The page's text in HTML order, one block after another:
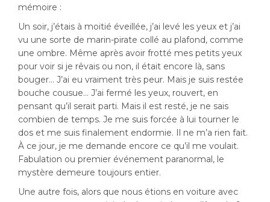
mémoire :
Un soir, j’étais à moitié éveillée, j’ai levé les yeux et j’ai
vu une sorte de marin-pirate collé au plafond, comme
une ombre. Même après avoir frotté mes petits yeux
pour voir si je rêvais ou non, il était encore là, sans
bouger… J’ai eu vraiment très peur. Mais je suis restée
bouche cousue… J’ai fermé les yeux, rouvert, en
pensant qu’il serait parti. Mais il est resté, je ne sais
combien de temps. Je me suis forcée à lui tourner le
dos et me suis finalement endormie. Il ne m’a rien fait.
À ce jour, je me demande encore ce qu’il me voulait.
Fabulation ou premier événement paranormal, le
mystère demeure toujours entier.
Une autre fois, alors que nous étions en voiture avec